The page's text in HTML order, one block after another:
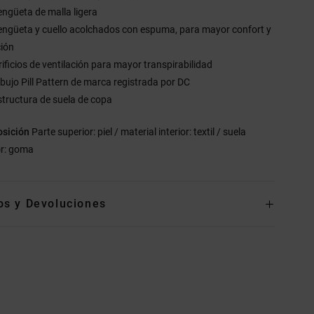
de malla ligera
y cuello acolchados con espuma, para mayor confort y
de ventilación para mayor transpirabilidad
Pill Pattern de marca registrada por DC
de suela de copa
Parte superior: piel / material interior: textil / suela
goma
y Devoluciones